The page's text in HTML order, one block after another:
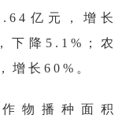
亿元， 增长
下降 5.1%
；农
增长60%。
物播种面积